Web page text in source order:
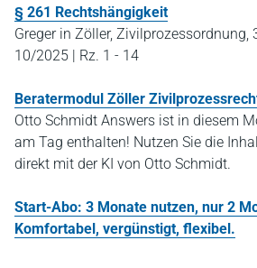
§ 261 Rechtshängigkeit
Greger in Zöller, Zivilprozessordnung,
10/2025 | Rz. 1 - 14
Beratermodul Zöller
Otto Schmidt Answers ist in diesem
am Tag enthalten! Nutzen Sie die
direkt mit der KI von Otto Schmidt.
Start-Abo: 3 Monate nutzen, nur 2
Komfortabel, vergünstigt, flexibel.